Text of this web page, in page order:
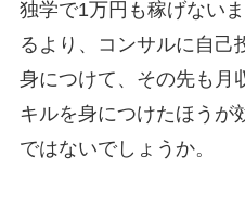
独学で1万円も稼げない
るより、コンサルに自己
身につけて、その先も月
キルを身につけたほうが
ではないでしょうか。